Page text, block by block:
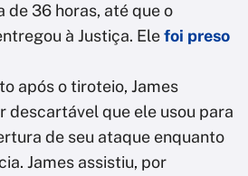
de 36 horas, até que o
à Justiça. Elefoi preso
após o tiroteio, James
descartável que ele usou para
de seu ataque enquanto
James assistiu, por